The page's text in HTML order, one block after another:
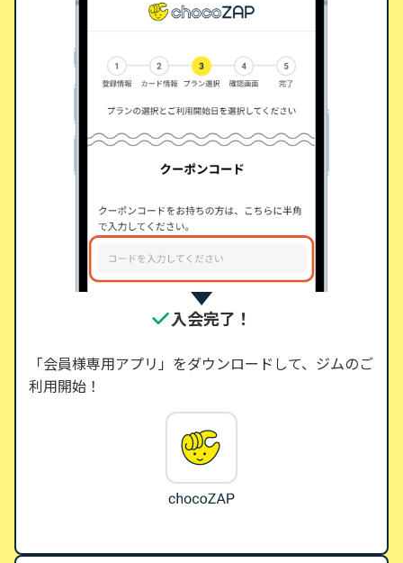
入会完了！
「会員様専用アプリ」をダウンロードして、ジムのご
利用開始！